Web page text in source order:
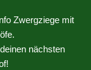
Zwergziege mit
nächsten